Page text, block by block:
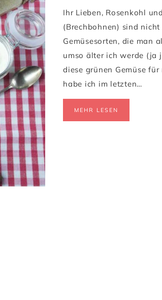
Ihr Lieben, Rosenkohl
(Brechbohnen) sind
Gemüsesorten, die man
umso älter ich werde (ja
diese grünen Gemüse
habe ich im letzten…
MEHR LESEN